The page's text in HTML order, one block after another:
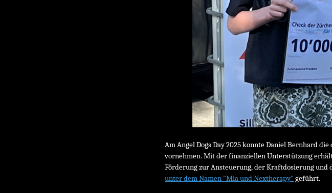
Am Angel Dogs Day 2025 konnte Daniel Bernhard
vornehmen. Mit der finanziellen Unterstützung
Förderung zur Ansteuerung, der Kraftdosierung
unter dem Namen "Mia und Nextherapy" geführt.